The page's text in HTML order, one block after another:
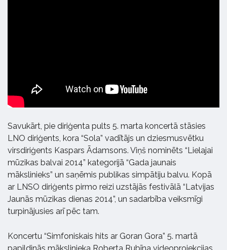
Savukārt, pie diriģenta pults 5. marta koncertā stāsies
LNO diriģents, kora “Sola” vadītājs un dziesmusvētku
virsdiriģents Kaspars Ādamsons. Viņš nominēts “Lielajai
mūzikas balvai 2014” kategorijā “Gada jaunais
mākslinieks” un saņēmis publikas simpātiju balvu. Kopā
ar LNSO diriģents pirmo reizi uzstājās festivālā “Latvijas
Jaunās mūzikas dienas 2014”, un sadarbība veiksmīgi
turpinājusies arī pēc tam.
Koncertu “Simfoniskais hits ar Goran Gora” 5. martā